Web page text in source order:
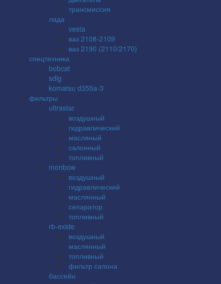
трансмиссия
лада
vesta
ваз 2108-2109
ваз 2190 (2110/2170)
спецтехника
bobcat
sdlg
komatsu d355a-3
фильтры
ultrastar
воздушный
гидравлический
масляный
салонный
топливный
monbow
воздушный
гидравлический
маслянный
сепаратор
топливный
rb-exide
воздушный
маслянный
топливный
фильтр салона
бассейн